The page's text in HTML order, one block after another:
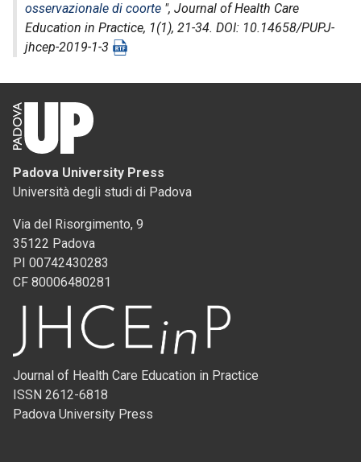
osservazionale di coorte ", Journal of Health Care
Education in Practice, 1(1), 21-34. DOI: 10.14658/PUPJ-
jhcep-2019-1-3
Padova University Press
Università degli studi di Padova
Via del Risorgimento, 9
35122 Padova
PI 00742430283
CF 80006480281
Journal of Health Care Education in Practice
ISSN 2612-6818
Padova University Press